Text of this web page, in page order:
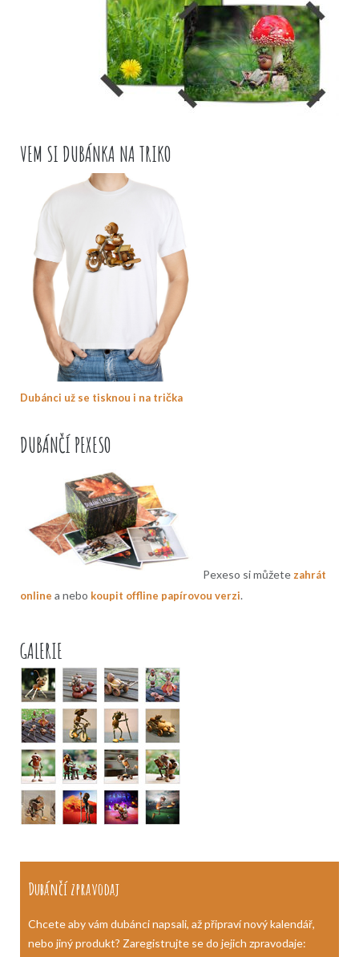
VEM SI DUBÁNKA NA TRIKO
Dubánci už se tisknou i na trička
DUBÁNČÍ PEXESO
Pexeso si můžetezahrát
online a nebo koupit offline papírovou verzi.
GALERIE
Dubánčí zpravodaj
Chcete aby vám dubánci napsali, až připraví nový kalendář,
nebo jiný produkt? Zaregistrujte se do jejich zpravodaje: